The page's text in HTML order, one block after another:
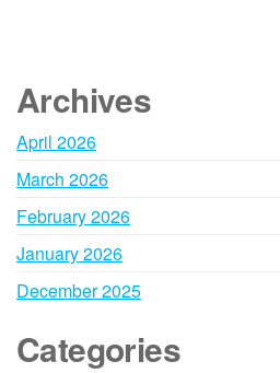
Archives
April 2026
March 2026
February 2026
January 2026
December 2025
Categories